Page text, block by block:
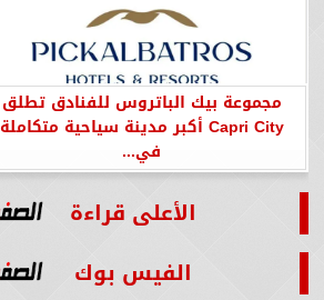
مجموعة بيك الباتروس للفنادق تطلق
Capri City أكبر مدينة سياحية متكاملة
في...
الأعلى قراءة
الفيس بوك